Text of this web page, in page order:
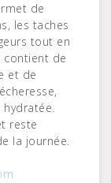
de
les taches
tout en
contient de
et de
reste
la journée.